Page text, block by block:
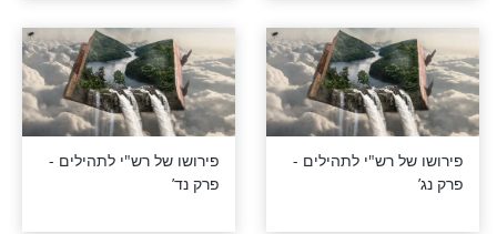
רש"י לתהילים -
פירושו של רש"י לתהילים
פרק נ"ו